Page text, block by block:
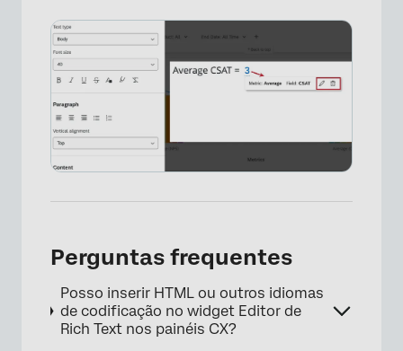
×
Perguntas frequentes
Posso inserir HTML ou outros idiomas
de codificação no widget Editor de
Rich Text nos painéis CX?